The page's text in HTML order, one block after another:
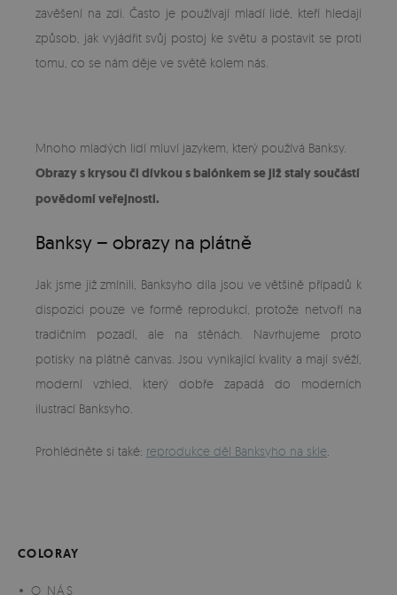
zavěšení na zdi. Často je používají mladí lidé, kteří hledají
způsob, jak vyjádřit svůj postoj ke světu a postavit se proti
tomu, co se nám děje ve světě kolem nás.
Mnoho mladých lidí mluví jazykem, který používá Banksy.
Obrazy s krysou či dívkou s balónkem se již staly součástí
povědomí veřejnosti.
Banksy – obrazy na plátně
Jak jsme již zmínili, Banksyho díla jsou ve většině případů k
dispozici pouze ve formě reprodukcí, protože netvoří na
tradičním pozadí, ale na stěnách. Navrhujeme proto
potisky na plátně canvas. Jsou vynikající kvality a mají svěží,
moderní vzhled, který dobře zapadá do moderních
ilustrací Banksyho.
Prohlédněte si také: reprodukce děl Banksyho na skle
COLORAY
O NÁS